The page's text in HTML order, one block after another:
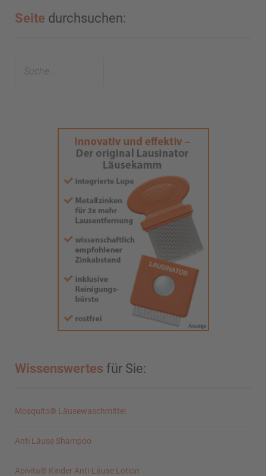
Seite durchsuchen:
Wissenswertes für Sie:
Mosquito® Läusewaschmittel
Anti Läuse Shampoo
Apivita® Kinder Anti-Läuse Lotion